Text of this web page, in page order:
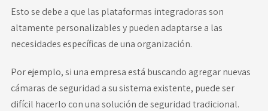
Esto se debe a que las plataformas integradoras son
altamente personalizables y pueden adaptarse a las
necesidades específicas de una organización.
Por ejemplo, si una empresa está buscando agregar nuevas
cámaras de seguridad a su sistema existente, puede ser
difícil hacerlo con una solución de seguridad tradicional.